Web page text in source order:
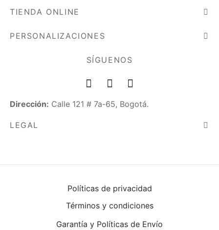
TIENDA ONLINE
PERSONALIZACIONES
SÍGUENOS
Dirección: Calle 121 # 7a-65, Bogotá.
LEGAL
Políticas de privacidad
Términos y condiciones
Garantía y Políticas de Envío